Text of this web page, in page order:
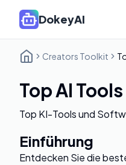
DokeyAI
Creators Toolkit
Top AI
Top KI-Tools und
Einführung
Entdecken Sie die